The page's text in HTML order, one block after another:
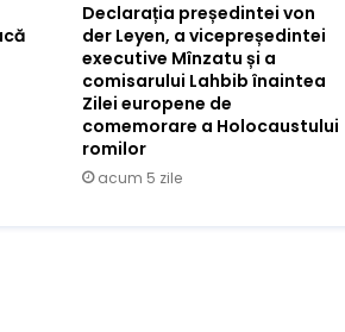
Declarația președintei von
der Leyen, a vicepreședintei
executive Mînzatu și a
comisarului Lahbib înaintea
Zilei europene de
comemorare a Holocaustului
romilor
acum 5 zile